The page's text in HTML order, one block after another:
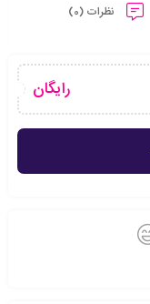
نظرات (0)
رایگان